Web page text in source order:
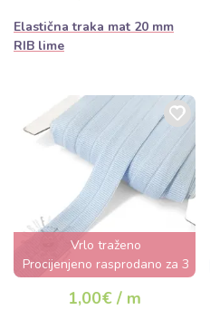
Elastična traka mat 20 mm
RIB lime
Vrlo traženo
Procijenjeno rasprodano za 3
dana
1,00€ / m